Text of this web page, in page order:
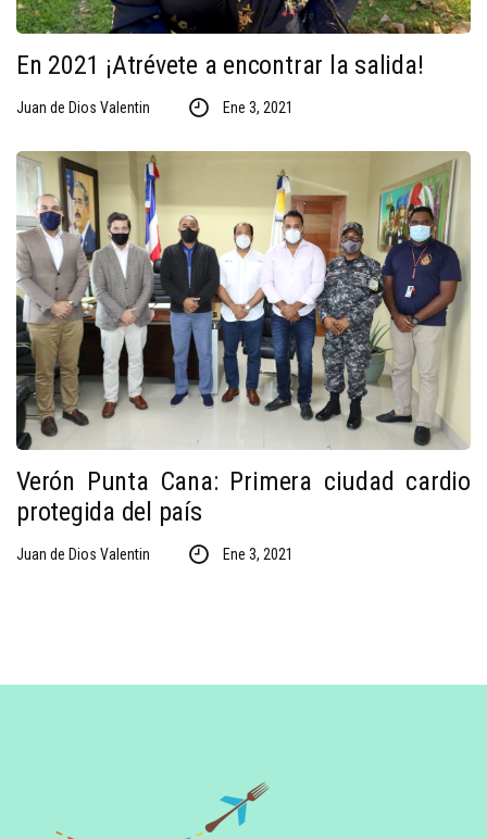
En 2021 ¡Atrévete a encontrar la salida!
Juan de Dios Valentin Ene 3, 2021
Verón Punta Cana: Primera ciudad cardio
protegida del país
Juan de Dios Valentin Ene 3, 2021